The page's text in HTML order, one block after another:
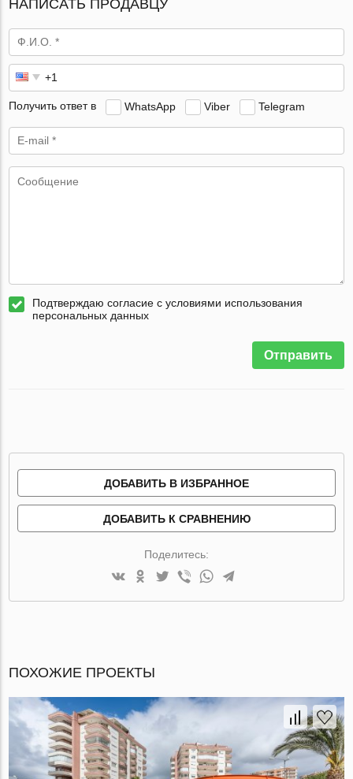
НАПИСАТЬ ПРОДАВЦУ
Получить ответ в WhatsApp Viber Telegram
Подтверждаю согласие с условиями использования
персональных данных
Отправить
ДОБАВИТЬ В ИЗБРАННОЕ
ДОБАВИТЬ К СРАВНЕНИЮ
Поделитесь:
ПОХОЖИЕ ПРОЕКТЫ